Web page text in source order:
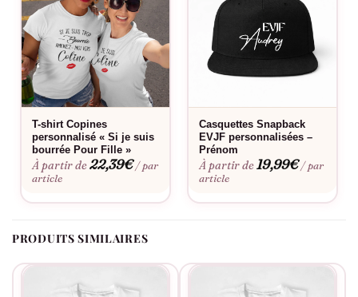
Le lettrage fin et délié, ponctué d’un discret cœur noir, joue la
carte de la sobriété élégante.
Le flocage est-il fait en France ?
Oui, dans notre atelier en France, à la commande.
Fabriqué à la commande, floqué en France.
T-shirt Copines
personnalisé « Si je suis
bourrée Pour Fille »
À partir de22,39€ / par
article
Casquettes Snapback
EVJF personnalisées –
Prénom
À partir de19,99€ / par
article
PRODUITS SIMILAIRES